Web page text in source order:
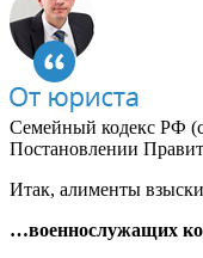
Семейный кодекс РФ
Постановлении
Итак, алименты
…военнослужащих